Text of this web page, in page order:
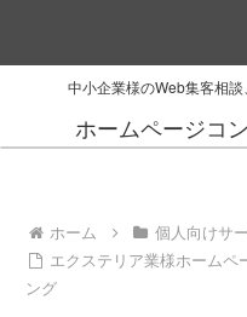
中小企業様のWeb集客相談
ホームページコ
ホーム
個人向けサ
エクステリア業様ホームペ
ング